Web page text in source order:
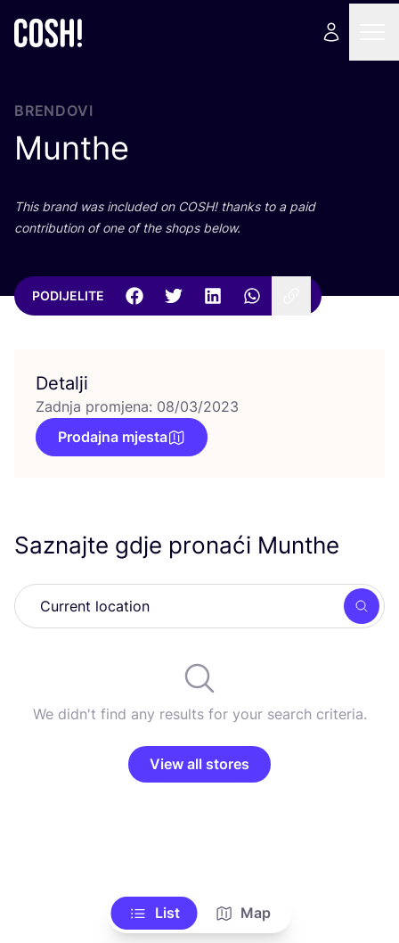
BRENDOVI
Munthe
This brand was inclu­ded on COSH! than­ks to a paid
con­tri­bu­ti­on of one of the shops below.
PODIJELITE
Detalji
Zadnja promjena: 08/03/2023
Prodajna mjesta
Saznajte gdje pronaći Munthe
We didn't find any results for your search criteria.
View all stores
List Map